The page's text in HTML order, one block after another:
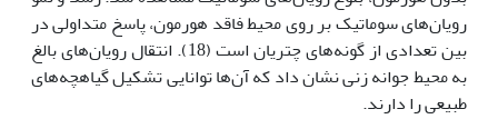
رویان‌های سوماتیک بر روی محیط فاقد هورمون، پاسخ متداولی در
بین تعدادی از گونه‌های چتریان است (18). انتقال رویان‌های بالغ
به محیط جوانه زنی نشان داد که آن‌ها توانایی تشکیل گیاه‏چه‌های
طبیعی را دارند.